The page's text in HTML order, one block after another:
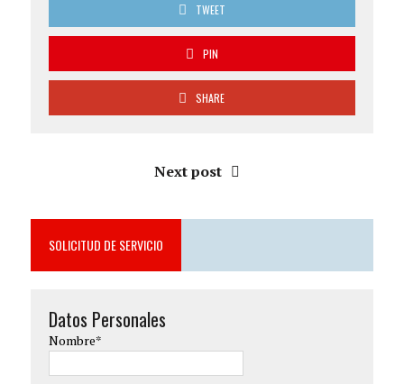
TWEET
PIN
SHARE
Next post
SOLICITUD DE SERVICIO
Datos Personales
Nombre*